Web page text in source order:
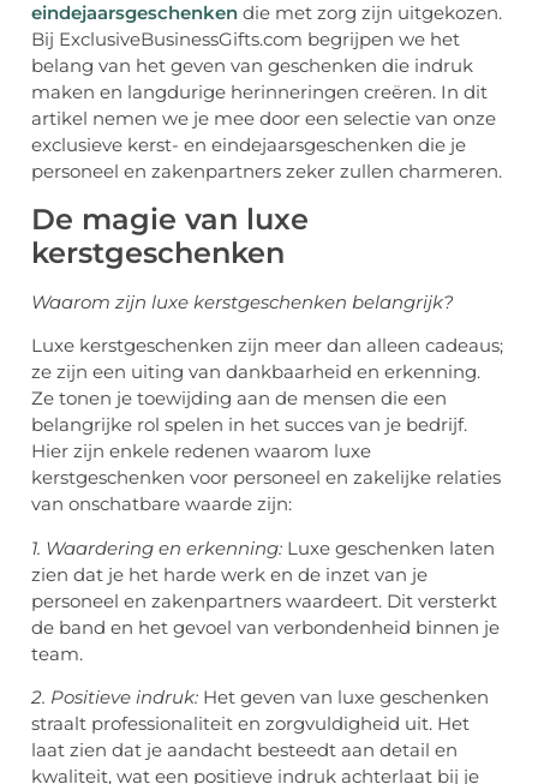
eindejaarsgeschenken die met zorg zijn uitgekozen.
Bij ExclusiveBusinessGifts.com begrijpen we het
belang van het geven van geschenken die indruk
maken en langdurige herinneringen creëren. In dit
artikel nemen we je mee door een selectie van onze
exclusieve kerst- en eindejaarsgeschenken die je
personeel en zakenpartners zeker zullen charmeren.
De magie van luxe
kerstgeschenken
Waarom zijn luxe kerstgeschenken belangrijk?
Luxe kerstgeschenken zijn meer dan alleen cadeaus;
ze zijn een uiting van dankbaarheid en erkenning.
Ze tonen je toewijding aan de mensen die een
belangrijke rol spelen in het succes van je bedrijf.
Hier zijn enkele redenen waarom luxe
kerstgeschenken voor personeel en zakelijke relaties
van onschatbare waarde zijn:
1. Waardering en erkenning: Luxe geschenken laten
zien dat je het harde werk en de inzet van je
personeel en zakenpartners waardeert. Dit versterkt
de band en het gevoel van verbondenheid binnen je
team.
2. Positieve indruk: Het geven van luxe geschenken
straalt professionaliteit en zorgvuldigheid uit. Het
laat zien dat je aandacht besteedt aan detail en
kwaliteit, wat een positieve indruk achterlaat bij je